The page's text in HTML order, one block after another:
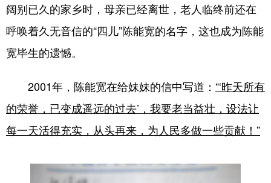
阔别已久的家乡时，母亲已经离世，老人临终前还在
呼唤着久无音信的“四儿”陈能宽的名字，这也成为陈能
宽毕生的遗憾。
2001年，陈能宽在给妹妹的信中写道： “‘昨天所有
的荣誉，已变成遥远的过去’，我要老当益壮，设法让
每一天活得充实，从头再来，为人民多做一些贡献！”